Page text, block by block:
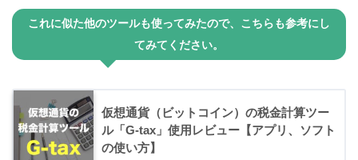
これに似た他のツールも使ってみたので、こちらも参考にし
てみてください。
仮想通貨（ビットコイン）の税金計算ツー
ル「G-tax」使用レビュー【アプリ、ソフト
の使い方】